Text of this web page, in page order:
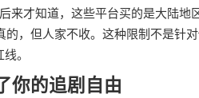
来才知道，这些平台买的是大陆
的，但人家不收。这种限制不是针
。
你的追剧自由